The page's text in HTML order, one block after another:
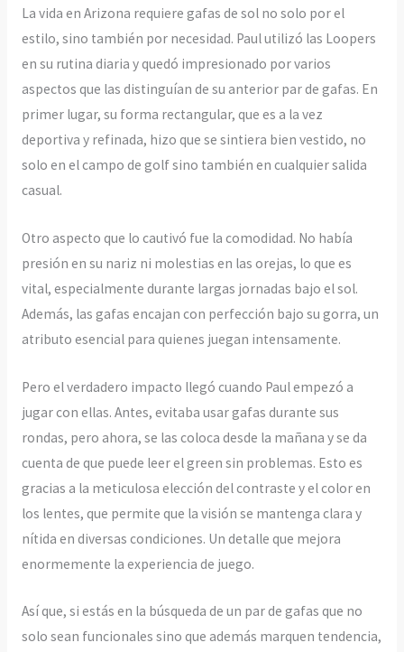
La vida en Arizona requiere gafas de sol no solo por el
estilo, sino también por necesidad. Paul utilizó las Loopers
en su rutina diaria y quedó impresionado por varios
aspectos que las distinguían de su anterior par de gafas. En
primer lugar, su forma rectangular, que es a la vez
deportiva y refinada, hizo que se sintiera bien vestido, no
solo en el campo de golf sino también en cualquier salida
casual.
Otro aspecto que lo cautivó fue la comodidad. No había
presión en su nariz ni molestias en las orejas, lo que es
vital, especialmente durante largas jornadas bajo el sol.
Además, las gafas encajan con perfección bajo su gorra, un
atributo esencial para quienes juegan intensamente.
Pero el verdadero impacto llegó cuando Paul empezó a
jugar con ellas. Antes, evitaba usar gafas durante sus
rondas, pero ahora, se las coloca desde la mañana y se da
cuenta de que puede leer el green sin problemas. Esto es
gracias a la meticulosa elección del contraste y el color en
los lentes, que permite que la visión se mantenga clara y
nítida en diversas condiciones. Un detalle que mejora
enormemente la experiencia de juego.
Así que, si estás en la búsqueda de un par de gafas que no
solo sean funcionales sino que además marquen tendencia,